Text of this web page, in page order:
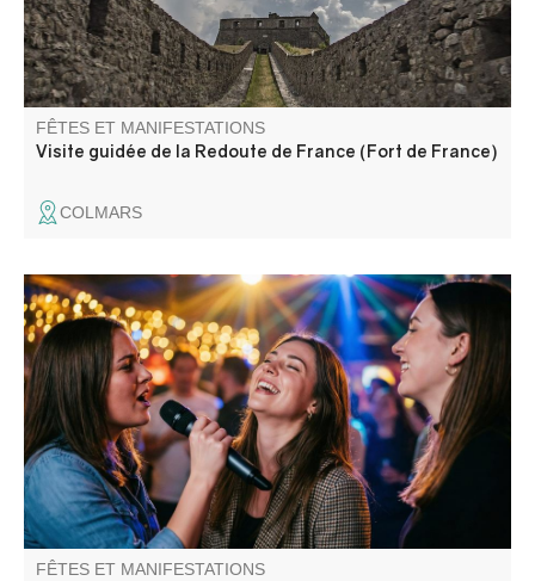
FÊTES ET MANIFESTATIONS
Visite guidée de la Redoute de France (Fort de France)
COLMARS
Venez participer à un karaoké géant. Snack et buvette sur
place pour un moment convivial.
FÊTES ET MANIFESTATIONS